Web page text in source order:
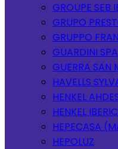
GROUPE SEB
GRUPO
GRUPPO
GUARDINI SPA
GUERRA SAN
HAVELLS
HENKEL
HENKEL
HEPECASA
HEPOLUZ